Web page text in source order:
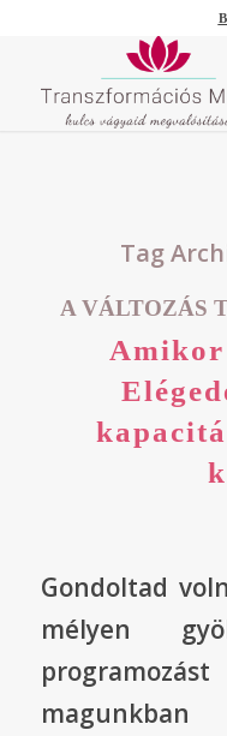
Tag
A VÁLTOZÁS
Gondoltad
mélyen
magunkban